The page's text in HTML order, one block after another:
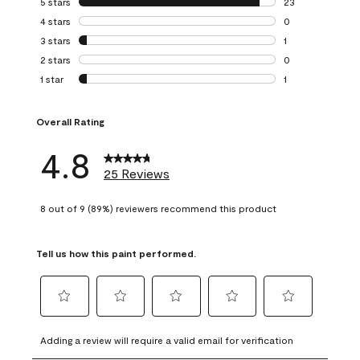
23 reviews with
4 stars stars
0
0 reviews with 4
3 stars stars
1
1 review with 3
2 stars stars
0
0 reviews with 2
1 star stars
1
Overall Rating
4.8 25 Reviews
8 out of 9 (89%) reviewers recommend this product
Tell us how this paint performed.
to
rate
to
rate
to
rate
to
rate
to
rate
Adding a review will require a valid email for verification